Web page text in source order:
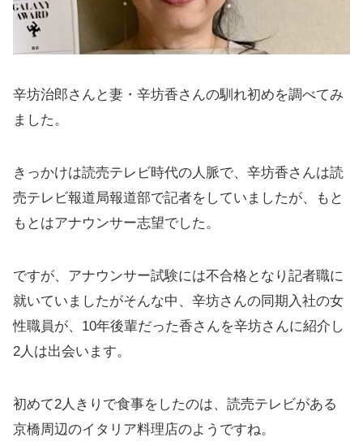
辛坊治郎さんと妻・辛坊香さんの馴れ初めを調べてみ
ました。
きっかけは読売テレビ時代の人脈で、辛坊香さんは読
売テレビ報道局報道部で記者をしていましたが、もと
もとはアナウンサー志望でした。
ですが、アナウンサー試験には不合格となり記者職に
就いていましたがそんな中、辛坊さんの同期入社の女
性職員が、10年後輩だった香さんを辛坊さんに紹介し
2人は出会います。
初めて2人きりで食事をしたのは、読売テレビがある
京橋周辺のイタリア料理店のようですね。